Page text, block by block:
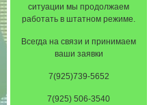
ситуации мы продолжаем
работать в штатном режиме.
Всегда на связи и принимаем
ваши заявки
7(925)739-5652
7(925) 506-3540